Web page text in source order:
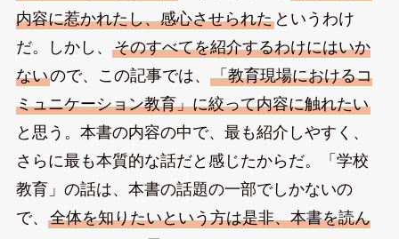
内容に惹かれたし、感心させられたというわけ
だ。しかし、 そのすべてを紹介するわけにはいか
ないので、この記事では、 「教育現場におけるコ
ミュニケーション教育」に絞って内容に触れたい
と思う。本書の内容の中で、最も紹介しやすく、
さらに最も本質的な話だと感じたからだ。「学校
教育」の話は、本書の話題の一部でしかないの
で、 全体を知りたいという方は是非、本書を読ん